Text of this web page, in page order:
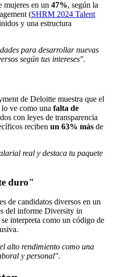
mujeres en un 47%, según la
(SHRM 2024 Talent
y una estructura
para desarrollar nuevas
según tus intereses".
de Deloitte muestra que el
ve como una falta de
con leyes de transparencia
reciben un 63% más de
real y destaca tu paquete
duro"
de candidatos diversos en un
del informe Diversity in
interpreta como un código de
alto rendimiento como una
y personal".